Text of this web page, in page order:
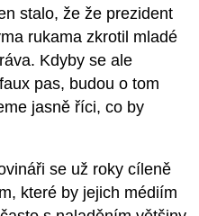
stalo, že že prezident
rukama zkrotil mladé
Kdyby se ale
pas, budou o tom
jasně říci, co by
se už roky cíleně
které by jejich médiím